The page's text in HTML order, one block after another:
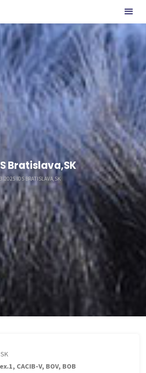
Bratislava,SK
IDS BRATISLAVA,SK
CACIB-V, BOV, BOB